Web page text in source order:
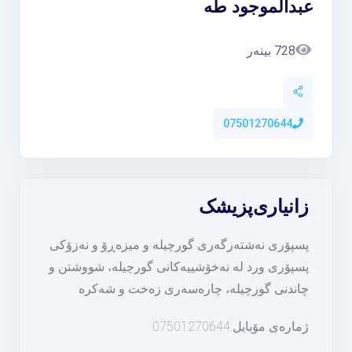
عبدالموجود طە
728 بینەر
07501270644
پزیشکزانیاری
پسپۆری نەشتەرگەری گورچیلە و میزەڕۆ و نەزۆکی
پسپۆری ورد لە نەخۆشییەکانی گورچیلە، شووشتن و
چاندنی گورچیلە، چارەسەری زەخت و شەکرە
ژمارەی مۆبایل:07501270644